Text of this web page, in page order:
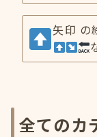
矢印 の
全てのカ